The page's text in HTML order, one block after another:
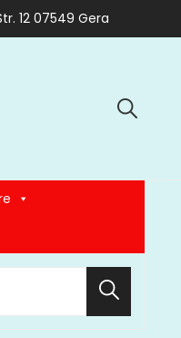
12 07549 Gera